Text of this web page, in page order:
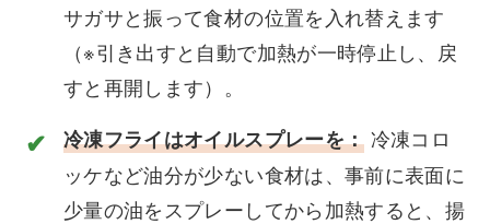
サガサと振って食材の位置を入れ替えます
（※引き出すと自動で加熱が一時停止し、戻
すと再開します）。
冷凍フライはオイルスプレーを： 冷凍コロ
ッケなど油分が少ない食材は、事前に表面に
少量の油をスプレーしてから加熱すると、揚